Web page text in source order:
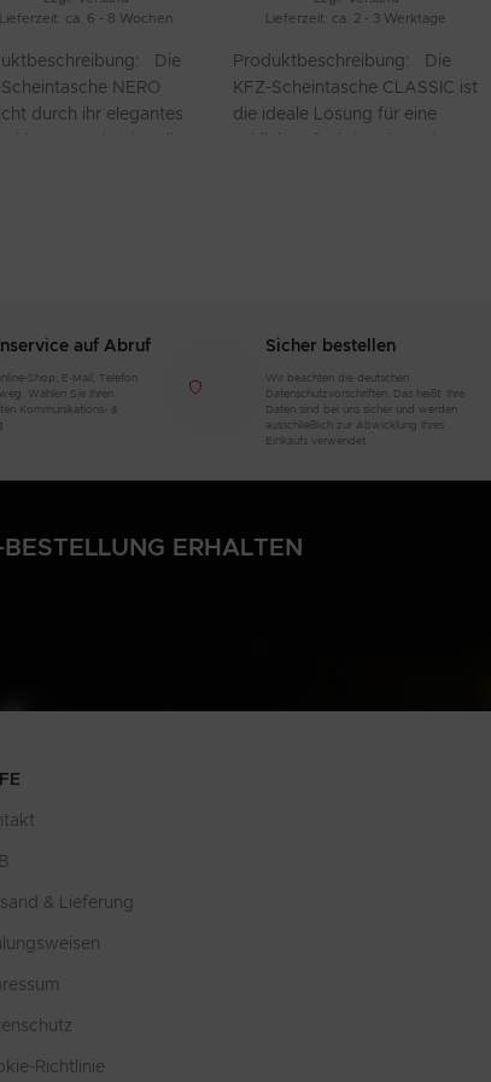
Lieferzeit: ca. 6 - 8 Wochen
Die
Scheintasche NERO
durch ihr elegantes
Lieferzeit: ca. 2 - 3 Werktage
Produktbeschreibung: Die
KFZ-Scheintasche CLASSIC ist
die ideale Lösung für eine
auf Abruf
Shop, E-Mail, Telefon
Wählen Sie Ihren
Kommunikations- &
Sicher bestellen
Wir beachten die deutschen
Datenschutzvorschriften. Das heißt: Ihre
Daten sind bei uns sicher und werden
ausschließlich zur Abwicklung Ihres
Einkaufs verwendet.
ERHALTEN
& Lieferung
Richtlinie